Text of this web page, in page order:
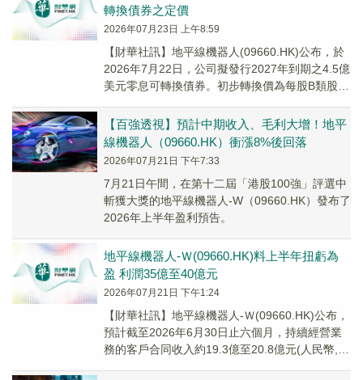
轉換債券之定價
2026年07月23日 上午8:59
【財華社訊】地平線機器人(09660.HK)公布，於
2026年7月22日，公司擬發行2027年到期之4.5億
美元零息可轉換債券。初步轉換價為每股B類股份
【百強透視】預計中期收入、毛利大增！地平
線機器人（09660.HK）衝漲8%後回落
2026年07月21日 下午7:33
7月21日午間，在第十二屆「港股100強」評選中
斬獲大獎的地平線機器人-W（09660.HK）發布了
2026年上半年盈利預告。
地平線機器人-Ｗ(09660.HK)料上半年扭虧為
盈 利潤35億至40億元
2026年07月21日 下午1:24
【財華社訊】地平線機器人-Ｗ(09660.HK)公布，
預計截至2026年6月30日止六個月，持續經營業
務的客戶合同收入約19.3億至20.8億元(人民幣,下